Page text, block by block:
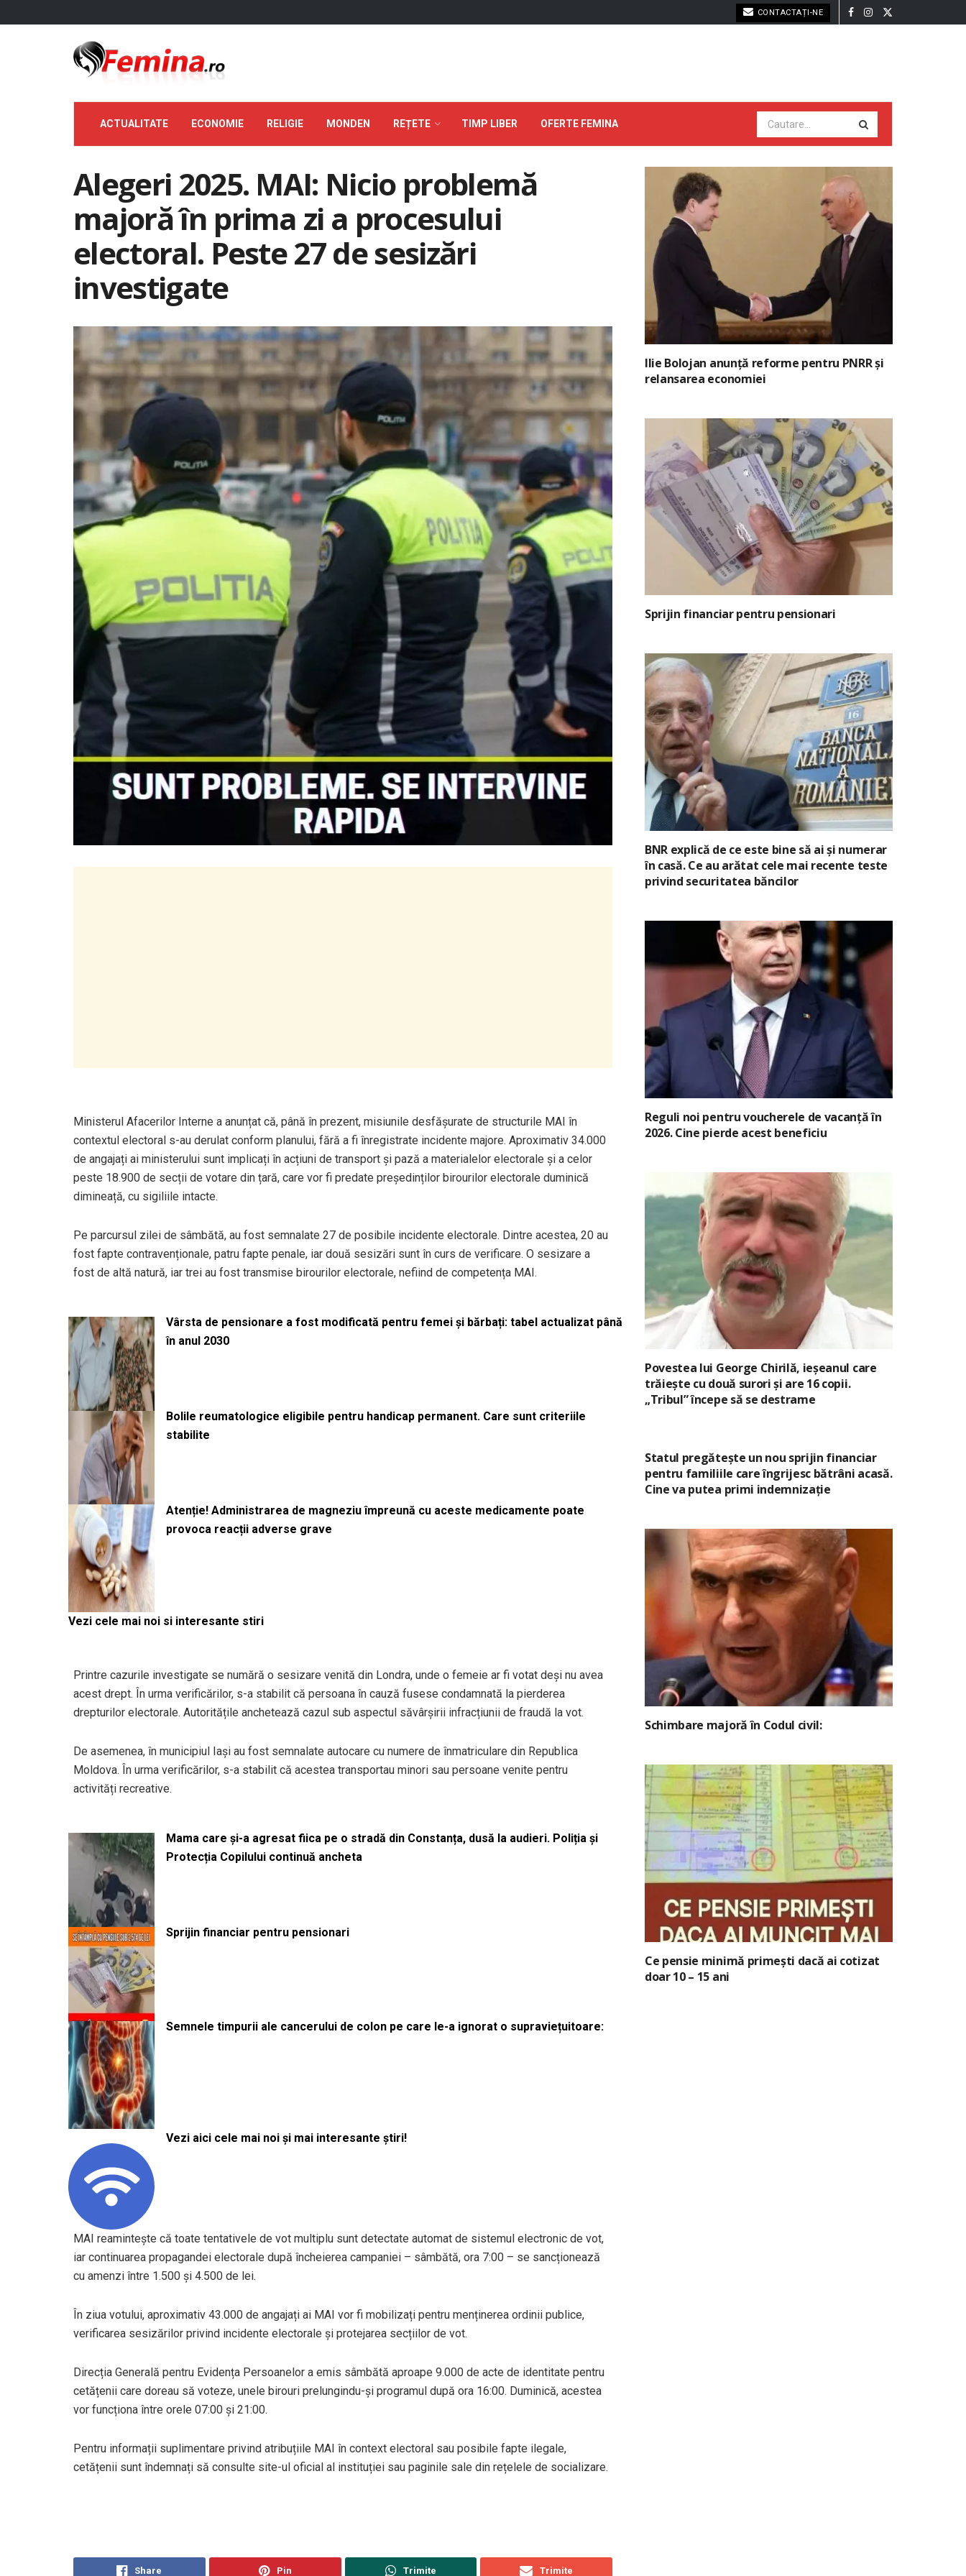
CONTACTAȚI-NE
ACTUALITATE ECONOMIE RELIGIE MONDEN REȚETE TIMP LIBER OFERTE FEMINA
Alegeri 2025. MAI: Nicio problemă
majoră în prima zi a procesului
electoral. Peste 27 de sesizări
investigate
Ministerul Afacerilor Interne a anunțat că, până în prezent, misiunile desfășurate de structurile MAI în
contextul electoral s-au derulat conform planului, fără a fi înregistrate incidente majore. Aproximativ 34.000
de angajați ai ministerului sunt implicați în acțiuni de transport și pază a materialelor electorale și a celor
peste 18.900 de secții de votare din țară, care vor fi predate președinților birourilor electorale duminică
dimineață, cu sigiliile intacte.
Pe parcursul zilei de sâmbătă, au fost semnalate 27 de posibile incidente electorale. Dintre acestea, 20 au
fost fapte contravenționale, patru fapte penale, iar două sesizări sunt în curs de verificare. O sesizare a
fost de altă natură, iar trei au fost transmise birourilor electorale, nefiind de competența MAI.
Vârsta de pensionare a fost modificată pentru femei și bărbați: tabel actualizat până
în anul 2030
Bolile reumatologice eligibile pentru handicap permanent. Care sunt criteriile
stabilite
Atenție! Administrarea de magneziu împreună cu aceste medicamente poate
provoca reacții adverse grave
Vezi cele mai noi si interesante stiri
Printre cazurile investigate se numără o sesizare venită din Londra, unde o femeie ar fi votat deși nu avea
acest drept. În urma verificărilor, s-a stabilit că persoana în cauză fusese condamnată la pierderea
drepturilor electorale. Autoritățile anchetează cazul sub aspectul săvârșirii infracțiunii de fraudă la vot.
De asemenea, în municipiul Iași au fost semnalate autocare cu numere de înmatriculare din Republica
Moldova. În urma verificărilor, s-a stabilit că acestea transportau minori sau persoane venite pentru
activități recreative.
Mama care și-a agresat fiica pe o stradă din Constanța, dusă la audieri. Poliția și
Protecția Copilului continuă ancheta
Sprijin financiar pentru pensionari
Semnele timpurii ale cancerului de colon pe care le-a ignorat o supraviețuitoare:
Vezi aici cele mai noi și mai interesante știri!
MAI reamintește că toate tentativele de vot multiplu sunt detectate automat de sistemul electronic de vot,
iar continuarea propagandei electorale după încheierea campaniei – sâmbătă, ora 7:00 – se sancționează
cu amenzi între 1.500 și 4.500 de lei.
În ziua votului, aproximativ 43.000 de angajați ai MAI vor fi mobilizați pentru menținerea ordinii publice,
verificarea sesizărilor privind incidente electorale și protejarea secțiilor de vot.
Direcția Generală pentru Evidența Persoanelor a emis sâmbătă aproape 9.000 de acte de identitate pentru
cetățenii care doreau să voteze, unele birouri prelungindu-și programul după ora 16:00. Duminică, acestea
vor funcționa între orele 07:00 și 21:00.
Pentru informații suplimentare privind atribuțiile MAI în context electoral sau posibile fapte ilegale,
cetățenii sunt îndemnați să consulte site-ul oficial al instituției sau paginile sale din rețelele de socializare.
Share Pin Trimite Trimite
Ilie Bolojan anunță reforme pentru PNRR și
relansarea economiei
Sprijin financiar pentru pensionari
BNR explică de ce este bine să ai și numerar
în casă. Ce au arătat cele mai recente teste
privind securitatea băncilor
Reguli noi pentru voucherele de vacanță în
2026. Cine pierde acest beneficiu
Povestea lui George Chirilă, ieșeanul care
trăiește cu două surori și are 16 copii.
„Tribul” începe să se destrame
Statul pregătește un nou sprijin financiar
pentru familiile care îngrijesc bătrâni acasă.
Cine va putea primi indemnizație
Schimbare majoră în Codul civil:
Ce pensie minimă primești dacă ai cotizat
doar 10 – 15 ani